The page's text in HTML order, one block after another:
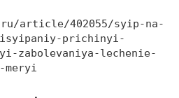
article/402055/syip-na-
prichinyi-
zabolevaniya-lechenie-